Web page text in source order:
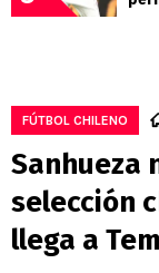
FÚTBOL CHILENO
Sanhueza
selección
llega a